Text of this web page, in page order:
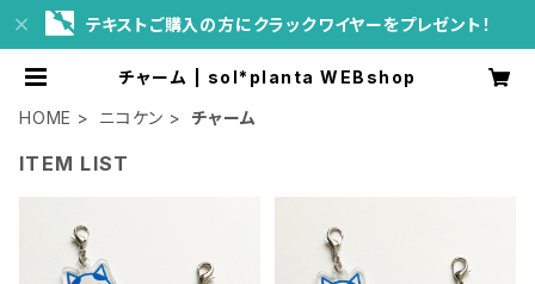
テキストご購入の方にクラックワイヤーをプレゼント！
チャーム | sol*planta WEBshop
HOME
ニコケン チャーム
ITEM LIST